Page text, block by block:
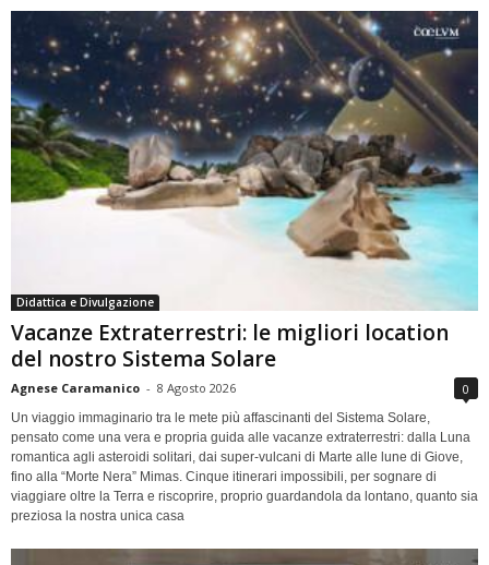
Didattica e Divulgazione
Vacanze Extraterrestri: le migliori location
del nostro Sistema Solare
Agnese Caramanico - 8 Agosto 2026 0
Un viaggio immaginario tra le mete più affascinanti del Sistema Solare,
pensato come una vera e propria guida alle vacanze extraterrestri: dalla Luna
romantica agli asteroidi solitari, dai super-vulcani di Marte alle lune di Giove,
fino alla “Morte Nera” Mimas. Cinque itinerari impossibili, per sognare di
viaggiare oltre la Terra e riscoprire, proprio guardandola da lontano, quanto sia
preziosa la nostra unica casa